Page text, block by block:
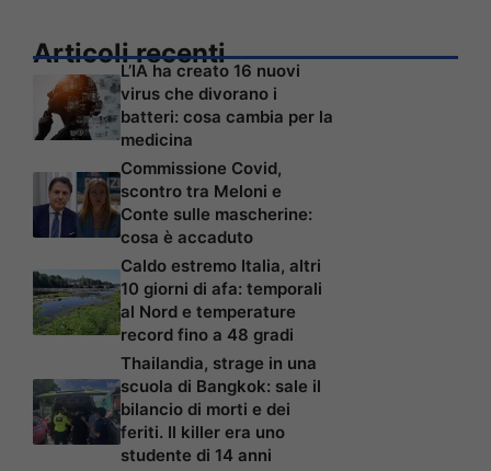
Articoli recenti
L’IA ha creato 16 nuovi
virus che divorano i
batteri: cosa cambia per la
medicina
Commissione Covid,
scontro tra Meloni e
Conte sulle mascherine:
cosa è accaduto
Caldo estremo Italia, altri
10 giorni di afa: temporali
al Nord e temperature
record fino a 48 gradi
Thailandia, strage in una
scuola di Bangkok: sale il
bilancio di morti e dei
feriti. Il killer era uno
studente di 14 anni